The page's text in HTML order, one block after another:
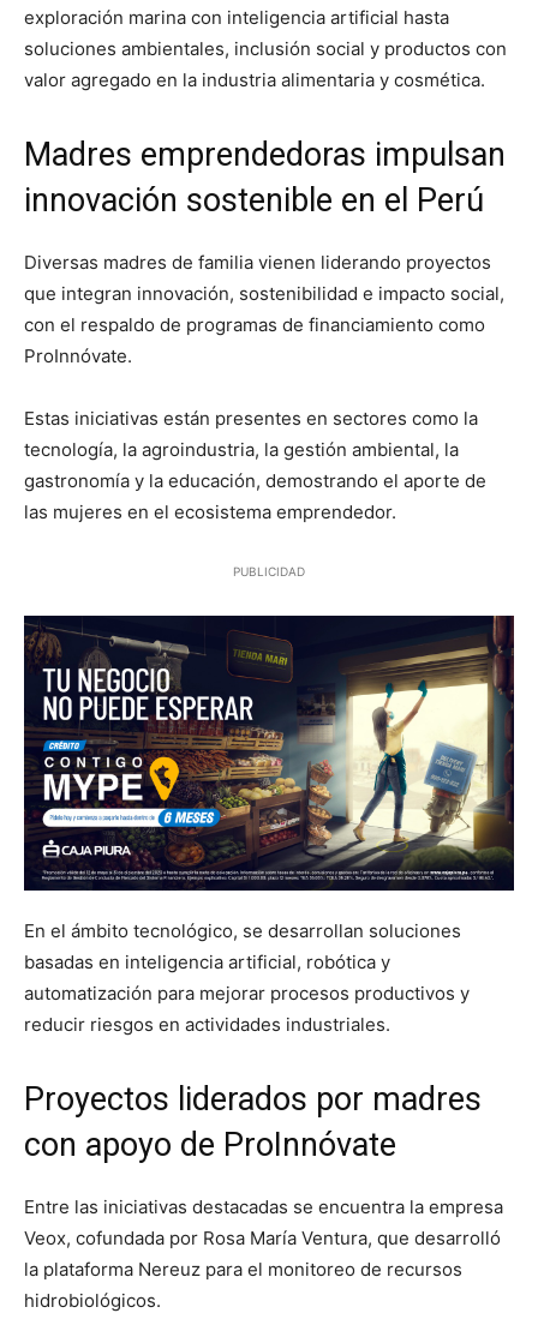
exploración marina con inteligencia artificial hasta
soluciones ambientales, inclusión social y productos con
valor agregado en la industria alimentaria y cosmética.
Madres emprendedoras impulsan
innovación sostenible en el Perú
Diversas madres de familia vienen liderando proyectos
que integran innovación, sostenibilidad e impacto social,
con el respaldo de programas de financiamiento como
ProInnóvate.
Estas iniciativas están presentes en sectores como la
tecnología, la agroindustria, la gestión ambiental, la
gastronomía y la educación, demostrando el aporte de
las mujeres en el ecosistema emprendedor.
PUBLICIDAD
En el ámbito tecnológico, se desarrollan soluciones
basadas en inteligencia artificial, robótica y
automatización para mejorar procesos productivos y
reducir riesgos en actividades industriales.
Proyectos liderados por madres
con apoyo de ProInnóvate
Entre las iniciativas destacadas se encuentra la empresa
Veox, cofundada por Rosa María Ventura, que desarrolló
la plataforma Nereuz para el monitoreo de recursos
hidrobiológicos.